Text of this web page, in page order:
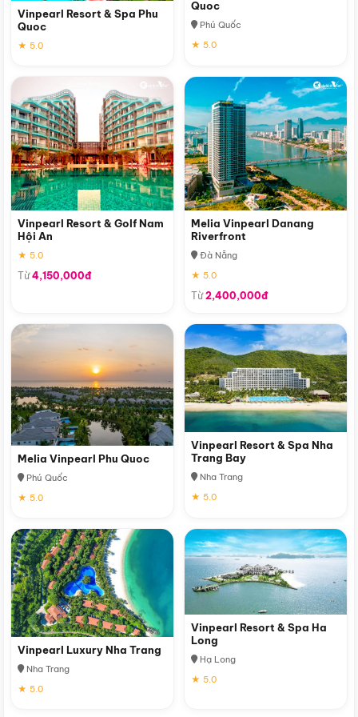
Vinpearl Resort & Spa Phu
Quoc
★ 5.0
Quoc
Phú Quốc
★ 5.0
Vinpearl Resort & Golf Nam
Hội An
★ 5.0
Từ4,150,000đ
Melia Vinpearl Danang
Riverfront
Đà Nẵng
★ 5.0
Từ2,400,000đ
Melia Vinpearl Phu Quoc
Phú Quốc
★ 5.0
Vinpearl Resort & Spa Nha
Trang Bay
Nha Trang
★ 5.0
Vinpearl Luxury Nha Trang
Nha Trang
★ 5.0
Vinpearl Resort & Spa Ha
Long
Hạ Long
★ 5.0